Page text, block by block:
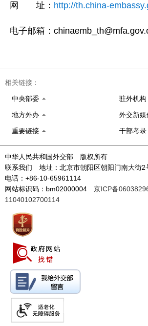
网 址： http://th.china-
电子邮箱：
相关链接：
中央部委 驻外机构
地方外办 外交新媒
重要链接 干部考录
中华人民共和国外交部 版权所有
联系我们 地址：北京市朝阳区朝阳门南大
电话：+86-10-65961114
网站标识码：bm02000004 京ICP备
11040102700114